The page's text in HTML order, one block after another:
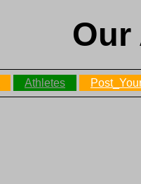
Our
Athletes